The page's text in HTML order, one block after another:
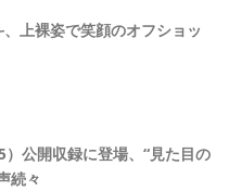
、上裸姿で笑顔のオフショッ
）公開収録に登場、“見た目の
続々